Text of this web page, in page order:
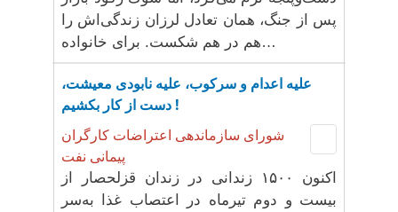
پس از جنگ، همان تعادل لرزان زندگی‌اش را
هم در هم شکست. برای خانواده‌…
علیه اعدام و سرکوب، علیه نابودی معیشت،
دست از کار بکشیم !
شورای سازماندهی اعتراضات کارگران
پیمانی نفت
اکنون ۱۵۰۰ زندانی در زندان قزلحصار از
بیست و دوم تیرماه در اعتصاب غذا به‌سر